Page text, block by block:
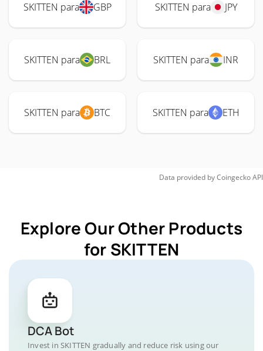
SKITTEN para GBP SKITTEN para JPY
SKITTEN para BRL SKITTEN para INR
SKITTEN para BTC SKITTEN para ETH
Data provided byCoingeckoAPI
Explore Our Other Products
for SKITTEN
DCA Bot
Invest in SKITTEN gradually and reduce risk using our